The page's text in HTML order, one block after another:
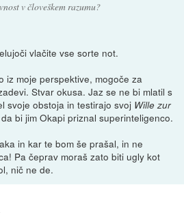
v človeškem razumu?
vlačite vse sorte not.
iz moje perspektive, mogoče za
Stvar okusa. Jaz se ne bi mlatil s
svoje obstoja in testirajo svoj Wille zur
bi jim Okapi priznal superinteligenco.
in kar te bom še prašal, in ne
Pa čeprav moraš zato biti ugly kot
nič ne de.